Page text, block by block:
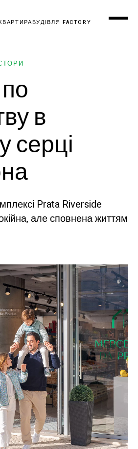
БУДІВЛЯ FACTORY
в
серці
Prata Riverside
але сповнена життям